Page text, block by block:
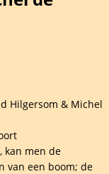
Hilgersom & Michel
kan men de
van een boom; de